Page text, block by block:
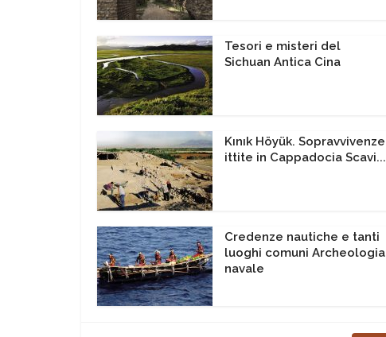
Tesori e misteri del
Sichuan Antica Cina
Kınık Höyük. Sopravvivenze
ittite in Cappadocia Scavi...
Credenze nautiche e tanti
luoghi comuni Archeologia
navale